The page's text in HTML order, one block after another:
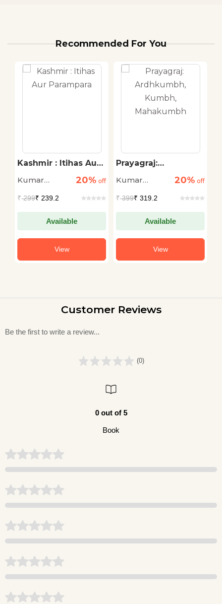
Recommended For You
Kashmir : Itihas Aur
Kumar
20% off
₹299₹ 239.2
Available
View
Prayagraj:
Mahakumbh
Kumar
20% off
₹399₹ 319.2
Available
View
Customer Reviews
Be the first to write a review...
(0)
0 out of 5
Book